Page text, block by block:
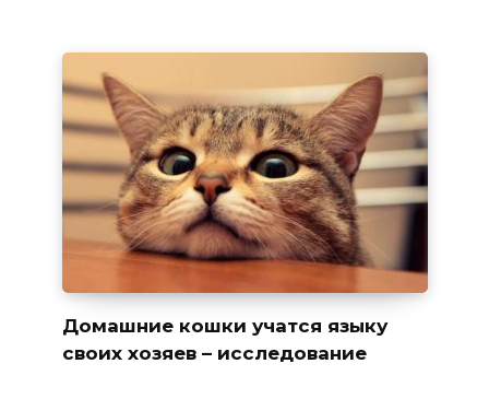
Домашние кошки учатся языку
своих хозяев – исследование